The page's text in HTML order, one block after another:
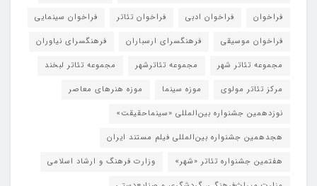
فراخوان
فراخوان ادبی فراخوان تئاتر
فراخوان سینمایی
فراخوان موسیقی
فرهنگسرای ارسباران
فرهنگسرای نیاوران
مجموعه تئاتر شهر
مجموعه تئاترشهر
مجموعه تئاتر لبخند
مرکز تئاتر مولوی
موزه سینما
موزه هنرهای معاصر
نوزدهمین جشنواره بین‌المللی «سینماحقیقت»
هجدهمین جشنواره بین‌المللی فیلم مستند ایران
هفتمین جشنواره تئاتر «شهر»
وزارت فرهنگ و ارشاد اسلامی